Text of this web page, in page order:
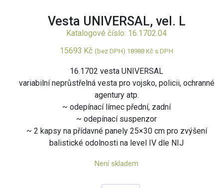
Vesta UNIVERSAL, vel. L
Katalogové číslo: 16.1702.04
15693 Kč (bez DPH) 18988 Kč s DPH
16.1702 vesta UNIVERSAL
variabilní neprůstřelná vesta pro vojsko, policii, ochranné
agentury atp.
~ odepínací límec přední, zadní
~ odepínací suspenzor
~ 2 kapsy na přídavné panely 25×30 cm pro zvýšení
balistické odolnosti na level IV dle NIJ
Není skladem